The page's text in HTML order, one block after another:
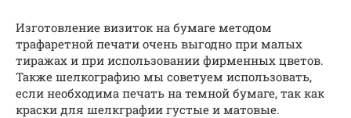
Изготовление визиток на бумаге методом
трафаретной печати очень выгодно при малых
тиражах и при использовании фирменных цветов.
Также шелкографию мы советуем использовать,
если необходима печать на темной бумаге, так как
краски для шелкграфии густые и матовые.